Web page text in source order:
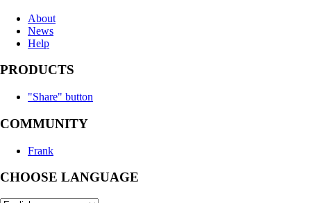
About
News
Help
PRODUCTS
"Share" button
COMMUNITY
Frank
CHOOSE LANGUAGE